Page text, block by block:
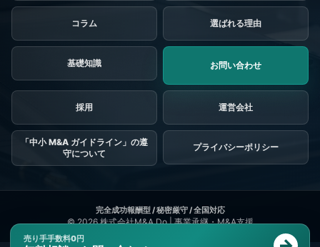
コラム 選ばれる理由
基礎知識 お問い合わせ
採用
「中小 M&A ガイドライン」の遵
守について
プライバシーポリシー
© 2026株式会社M&A Do | 事業承継・M&A支援
売り手手数料0円